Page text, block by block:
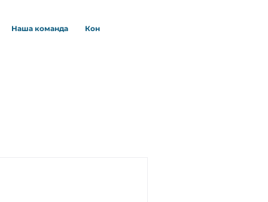
Наша команда Контакти